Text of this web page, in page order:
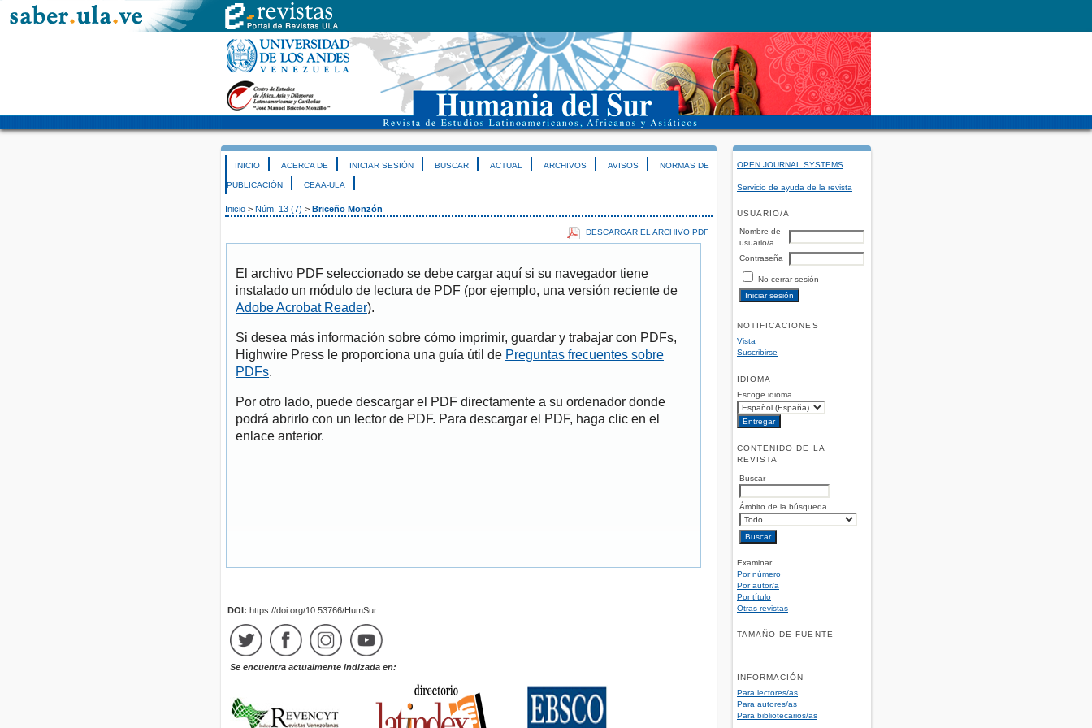
OPEN JOURNAL SYSTEMS
Servicio de ayuda de la revista
USUARIO/A
Nombre de
usuario/a
Contraseña
No cerrar sesión
NOTIFICACIONES
Vista
Suscribirse
IDIOMA
Escoge idioma
CONTENIDO DE LA
REVISTA
Buscar
Ámbito de la búsqueda
Examinar
Por número
Por autor/a
Por título
Otras revistas
TAMAÑO DE FUENTE
INFORMACIÓN
Para lectores/as
Para autores/as
Para bibliotecarios/as
INICIO ACERCA DE INICIAR SESIÓN BUSCAR ACTUAL ARCHIVOS AVISOS NORMAS DE
PUBLICACIÓN CEAA-ULA
Inicio > Núm. 13 (7) > Briceño Monzón
DESCARGAR EL ARCHIVO PDF
El archivo PDF seleccionado se debe cargar aquí si su navegador tiene
instalado un módulo de lectura de PDF (por ejemplo, una versión reciente de
Adobe Acrobat Reader).
Si desea más información sobre cómo imprimir, guardar y trabajar con PDFs,
Highwire Press le proporciona una guía útil de Preguntas frecuentes sobre
PDFs.
Por otro lado, puede descargar el PDF directamente a su ordenador donde
podrá abrirlo con un lector de PDF. Para descargar el PDF, haga clic en el
enlace anterior.
DOI: https://doi.org/10.53766/HumSur
Se encuentra actualmente indizada en: